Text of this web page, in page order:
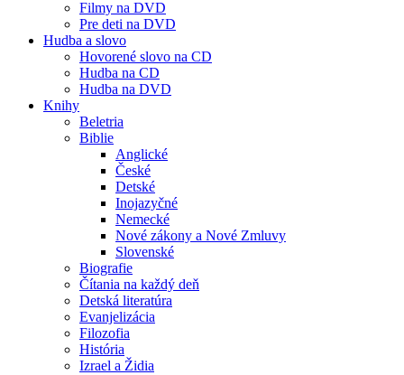
Filmy na DVD
Pre deti na DVD
Hudba a slovo
Hovorené slovo na CD
Hudba na CD
Hudba na DVD
Knihy
Beletria
Biblie
Anglické
České
Detské
Inojazyčné
Nemecké
Nové zákony a Nové Zmluvy
Slovenské
Biografie
Čítania na každý deň
Detská literatúra
Evanjelizácia
Filozofia
História
Izrael a Židia